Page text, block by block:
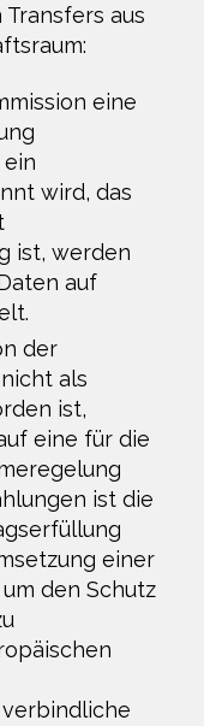
aus
eine
wird, das
ist, werden
auf
der
als
ist,
eine für die
ist die
einer
den Schutz